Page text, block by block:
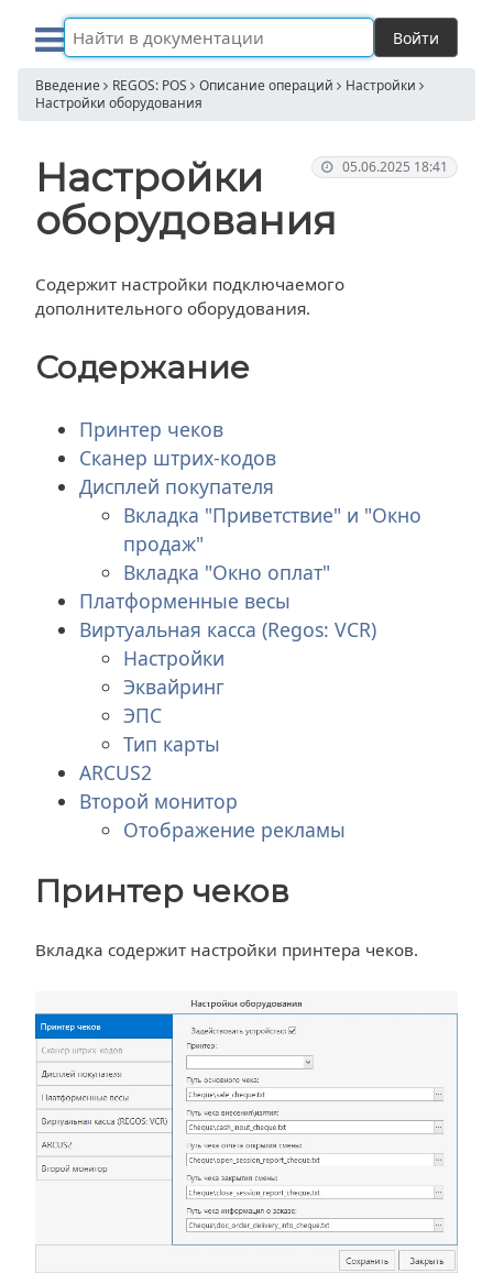
Войти
Введение REGOS: POS Описание операций
Настройки
Настройки оборудования
05.06.2025 18:41
Настройки
оборудования
Содержит настройки подключаемого
дополнительного оборудования.
Содержание
Принтер чеков
Сканер штрих-кодов
Дисплей покупателя
Вкладка "Приветствие" и "Окно
продаж"
Вкладка "Окно оплат"
Платформенные весы
Виртуальная касса (Regos: VCR)
Настройки
Эквайринг
ЭПС
Тип карты
ARCUS2
Второй монитор
Отображение рекламы
Принтер чеков
Вкладка содержит настройки принтера чеков.